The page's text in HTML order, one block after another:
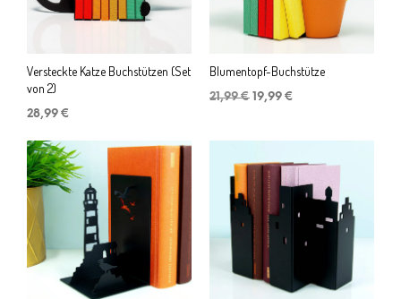
Versteckte Katze Buchstützen (Set
von 2)
28,99 €
Blumentopf-Buchstütze
21,99€ Ursprünglicher
21,99 €
19,99 €
19,99 €.